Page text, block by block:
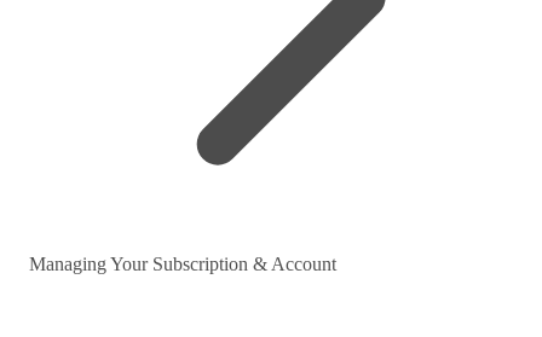
Managing Your Subscription & Account